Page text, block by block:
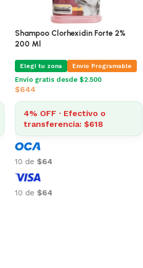
Shampoo Clorhexidin Forte 2%
200 Ml
Elegí tu zona Envio Programable
Envío gratis desde $2.500
$644
4% OFF · Efectivo o
transferencia: $618
10 de $64
10 de $64